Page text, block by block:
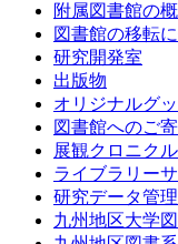
附属図書館の
図書館の移転
研究開発室
出版物
オリジナルグ
図書館へのご
展観クロニク
ライブラリー
研究データ管
九州地区大学